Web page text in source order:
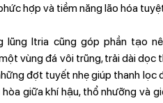
hợp và tiềm năng lão hóa
lũng Itria cũng góp phần tạo
vùng đá vôi trũng, trải dài dọc
đợt tuyết nhẹ giúp thanh
giữa khí hậu, thổ nhưỡng và